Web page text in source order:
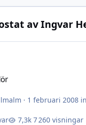
av Ingvar
· 1 februari 2008 in
7 260 visningar